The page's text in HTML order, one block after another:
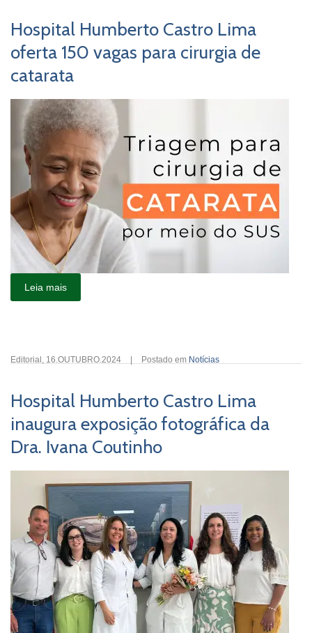
Hospital Humberto Castro Lima
oferta 150 vagas para cirurgia de
catarata
Leia mais
Editorial , 16.OUTUBRO.2024 Postado em Notícias
Hospital Humberto Castro Lima
inaugura exposição fotográfica da
Dra. Ivana Coutinho